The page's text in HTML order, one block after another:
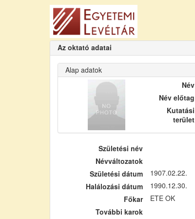
Az oktató adatai
Alap adatok
Név
Név előtag
Kutatási
terület
Születési név
Névváltozatok
Születési dátum
1907.02.22.
Halálozási dátum
1990.12.30.
Főkar
ETE OK
További karok